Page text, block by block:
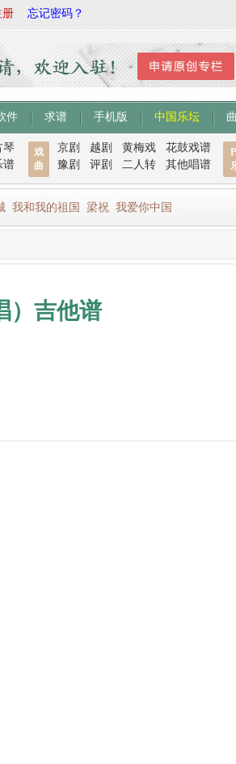
册 忘记密码？
件 求谱 手机版 中国乐坛
琴
谱
戏
曲
京剧 越剧 黄梅戏
花鼓戏谱
豫剧
评剧 二人转 其他唱谱
我和我的祖国 梁祝 我爱你中国
）吉他谱